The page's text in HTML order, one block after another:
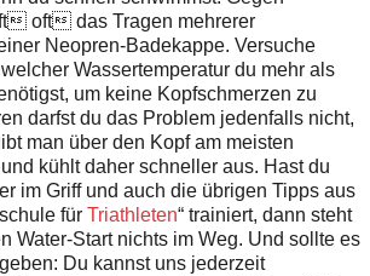
oft das Tragen mehrerer
Neopren-Badekappe. Versuche
Wassertemperatur du mehr als
um keine Kopfschmerzen zu
darfst du das Problem jedenfalls nicht,
man über den Kopf am meisten
kühlt daher schneller aus. Hast du
im Griff und auch die übrigen Tipps aus
für Triathleten“ trainiert, dann steht
Water-Start nichts im Weg. Und sollte es
Du kannst uns jederzeit